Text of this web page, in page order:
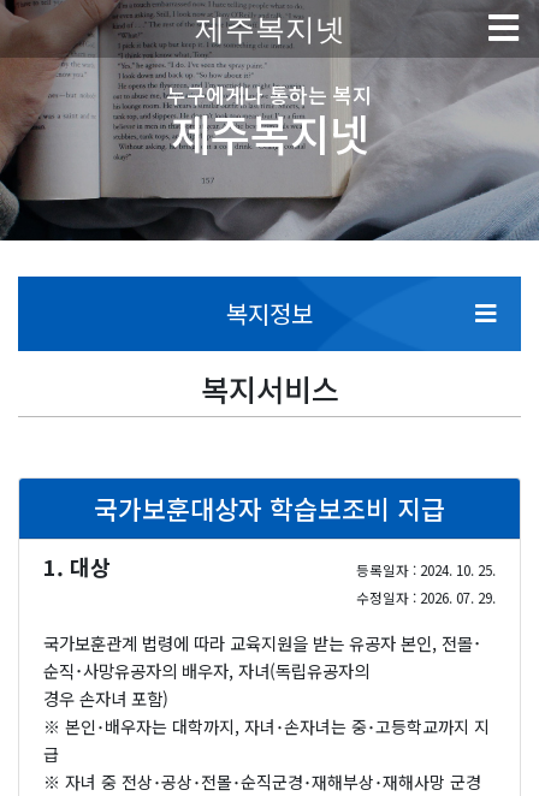
제주복지넷
누구에게나 통하는 복지
제주복지넷
복지정보
복지서비스
국가보훈대상자 학습보조비 지급
1. 대상
등록일자 : 2024. 10. 25.
수정일자 : 2026. 07. 29.
국가보훈관계 법령에 따라 교육지원을 받는 유공자 본인, 전몰･
순직･사망유공자의 배우자, 자녀(독립유공자의
경우 손자녀 포함)
※ 본인･배우자는 대학까지, 자녀･손자녀는 중･고등학교까지 지
급
※ 자녀 중 전상･공상･전몰･순직군경･재해부상･재해사망 군경